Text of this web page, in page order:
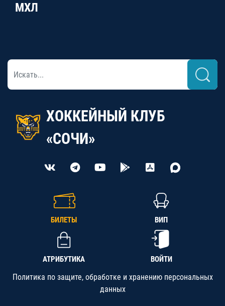
МХЛ
ХОККЕЙНЫЙ КЛУБ
«СОЧИ»
БИЛЕТЫ ВИП
АТРИБУТИКА ВОЙТИ
Политика по защите, обработке и хранению персональных
данных